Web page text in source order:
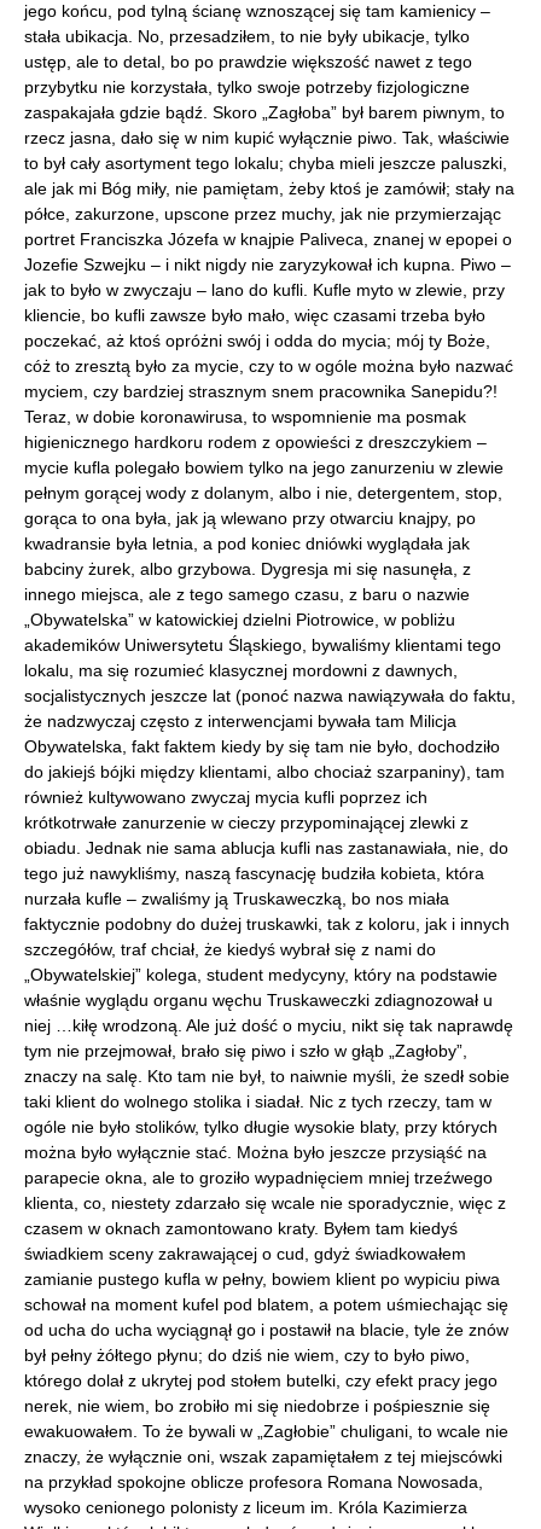
jego końcu, pod tylną ścianę wznoszącej się tam kamienicy –
stała ubikacja. No, przesadziłem, to nie były ubikacje, tylko
ustęp, ale to detal, bo po prawdzie większość nawet z tego
przybytku nie korzystała, tylko swoje potrzeby fizjologiczne
zaspakajała gdzie bądź. Skoro „Zagłoba” był barem piwnym, to
rzecz jasna, dało się w nim kupić wyłącznie piwo. Tak, właściwie
to był cały asortyment tego lokalu; chyba mieli jeszcze paluszki,
ale jak mi Bóg miły, nie pamiętam, żeby ktoś je zamówił; stały na
półce, zakurzone, upscone przez muchy, jak nie przymierzając
portret Franciszka Józefa w knajpie Paliveca, znanej w epopei o
Jozefie Szwejku – i nikt nigdy nie zaryzykował ich kupna. Piwo –
jak to było w zwyczaju – lano do kufli. Kufle myto w zlewie, przy
kliencie, bo kufli zawsze było mało, więc czasami trzeba było
poczekać, aż ktoś opróżni swój i odda do mycia; mój ty Boże,
cóż to zresztą było za mycie, czy to w ogóle można było nazwać
myciem, czy bardziej strasznym snem pracownika Sanepidu?!
Teraz, w dobie koronawirusa, to wspomnienie ma posmak
higienicznego hardkoru rodem z opowieści z dreszczykiem –
mycie kufla polegało bowiem tylko na jego zanurzeniu w zlewie
pełnym gorącej wody z dolanym, albo i nie, detergentem, stop,
gorąca to ona była, jak ją wlewano przy otwarciu knajpy, po
kwadransie była letnia, a pod koniec dniówki wyglądała jak
babciny żurek, albo grzybowa. Dygresja mi się nasunęła, z
innego miejsca, ale z tego samego czasu, z baru o nazwie
„Obywatelska” w katowickiej dzielni Piotrowice, w pobliżu
akademików Uniwersytetu Śląskiego, bywaliśmy klientami tego
lokalu, ma się rozumieć klasycznej mordowni z dawnych,
socjalistycznych jeszcze lat (ponoć nazwa nawiązywała do faktu,
że nadzwyczaj często z interwencjami bywała tam Milicja
Obywatelska, fakt faktem kiedy by się tam nie było, dochodziło
do jakiejś bójki między klientami, albo chociaż szarpaniny), tam
również kultywowano zwyczaj mycia kufli poprzez ich
krótkotrwałe zanurzenie w cieczy przypominającej zlewki z
obiadu. Jednak nie sama ablucja kufli nas zastanawiała, nie, do
tego już nawykliśmy, naszą fascynację budziła kobieta, która
nurzała kufle – zwaliśmy ją Truskaweczką, bo nos miała
faktycznie podobny do dużej truskawki, tak z koloru, jak i innych
szczegółów, traf chciał, że kiedyś wybrał się z nami do
„Obywatelskiej” kolega, student medycyny, który na podstawie
właśnie wyglądu organu węchu Truskaweczki zdiagnozował u
niej …kiłę wrodzoną. Ale już dość o myciu, nikt się tak naprawdę
tym nie przejmował, brało się piwo i szło w głąb „Zagłoby”,
znaczy na salę. Kto tam nie był, to naiwnie myśli, że szedł sobie
taki klient do wolnego stolika i siadał. Nic z tych rzeczy, tam w
ogóle nie było stolików, tylko długie wysokie blaty, przy których
można było wyłącznie stać. Można było jeszcze przysiąść na
parapecie okna, ale to groziło wypadnięciem mniej trzeźwego
klienta, co, niestety zdarzało się wcale nie sporadycznie, więc z
czasem w oknach zamontowano kraty. Byłem tam kiedyś
świadkiem sceny zakrawającej o cud, gdyż świadkowałem
zamianie pustego kufla w pełny, bowiem klient po wypiciu piwa
schował na moment kufel pod blatem, a potem uśmiechając się
od ucha do ucha wyciągnął go i postawił na blacie, tyle że znów
był pełny żółtego płynu; do dziś nie wiem, czy to było piwo,
którego dolał z ukrytej pod stołem butelki, czy efekt pracy jego
nerek, nie wiem, bo zrobiło mi się niedobrze i pośpiesznie się
ewakuowałem. To że bywali w „Zagłobie” chuligani, to wcale nie
znaczy, że wyłącznie oni, wszak zapamiętałem z tej miejscówki
na przykład spokojne oblicze profesora Romana Nowosada,
wysoko cenionego polonisty z liceum im. Króla Kazimierza